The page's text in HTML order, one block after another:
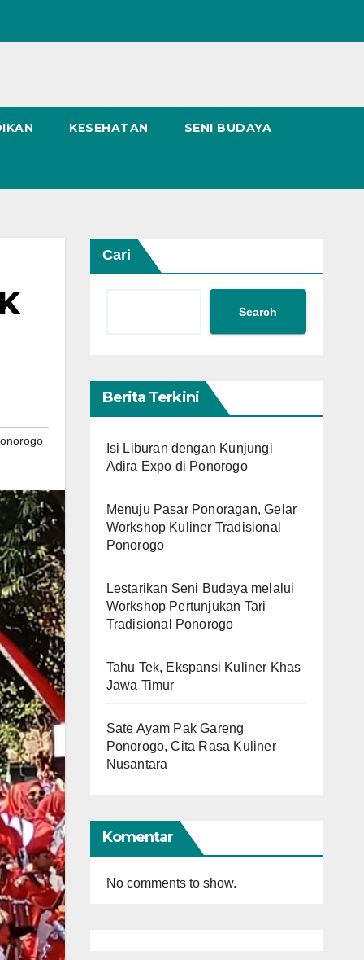
KESEHATAN SENI BUDAYA
Cari
Search
Berita Terkini
Isi Liburan dengan Kunjungi
Adira Expo di Ponorogo
Menuju Pasar Ponoragan, Gelar
Workshop Kuliner Tradisional
Ponorogo
Lestarikan Seni Budaya melalui
Workshop Pertunjukan Tari
Tradisional Ponorogo
Tahu Tek, Ekspansi Kuliner Khas
Jawa Timur
Sate Ayam Pak Gareng
Ponorogo, Cita Rasa Kuliner
Nusantara
Komentar
No comments to show.